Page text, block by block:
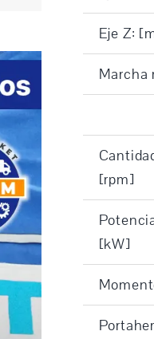
Eje Z:
Marcha
[rpm]
[kW]